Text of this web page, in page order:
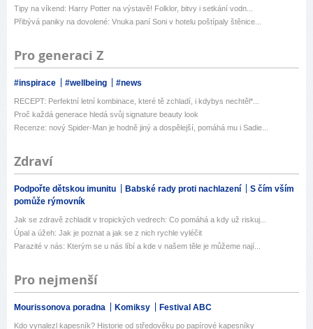
Tipy na víkend: Harry Potter na výstavě! Folklor, bitvy i setkání vodn...
Přibývá paniky na dovolené: Vnuka paní Soni v hotelu poštípaly štěnice...
Pro generaci Z
#inspirace #wellbeing #news
RECEPT: Perfektní letní kombinace, které tě zchladí, i kdybys nechtěl*...
Proč každá generace hledá svůj signature beauty look
Recenze: nový Spider-Man je hodně jiný a dospělejší, pomáhá mu i Sadie...
Zdraví
Podpořte dětskou imunitu Babské rady proti nachlazení
S čím vším
pomůže rýmovník
Jak se zdravě zchladit v tropických vedrech: Co pomáhá a kdy už riskuj...
Úpal a úžeh: Jak je poznat a jak se z nich rychle vyléčit
Parazité v nás: Kterým se u nás líbí a kde v našem těle je můžeme nají...
Pro nejmenší
Mourissonova poradna Komiksy Festival ABC
Kdo vynalezl kapesník? Historie od středověku po papírové kapesníky